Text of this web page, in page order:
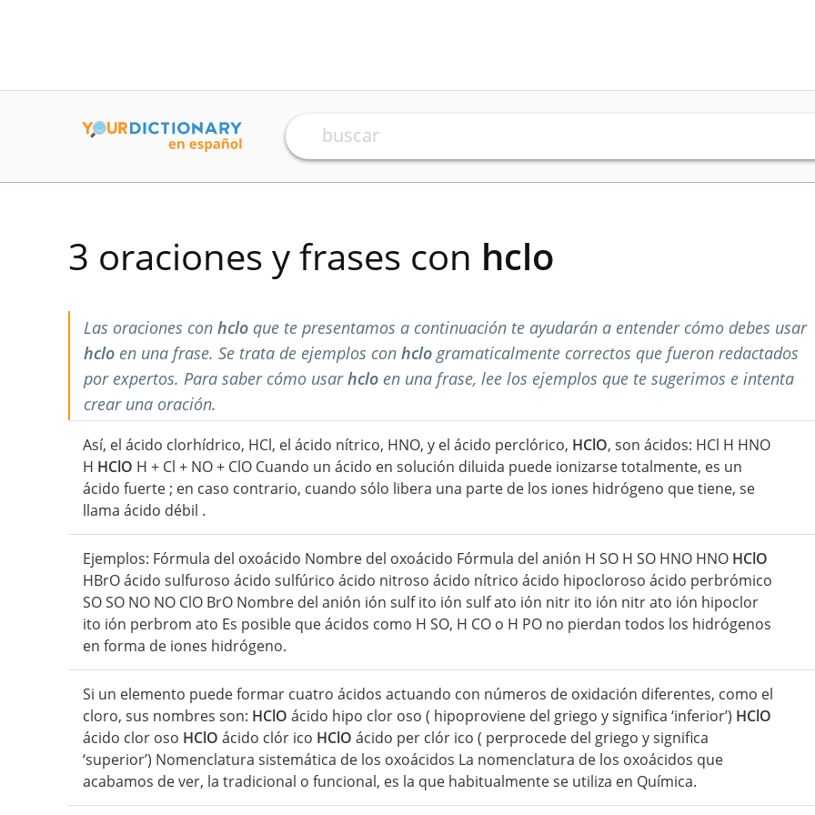
3 oraciones y frases con hclo
Las oraciones con hclo que te presentamos a continuación te ayudarán a entender cómo debes usar
hclo en una frase. Se trata de ejemplos con hclogramaticalmente correctos que fueron redactados
por expertos. Para saber cómo usarhclo en una frase, lee los ejemplos que te sugerimos e intenta
crear una oración.
Así, el ácido clorhídrico, HCl, el ácido nítrico, HNO, y el ácido perclórico, HClO, son ácidos: HCl H HNO
H HClO H + Cl + NO + ClO Cuando un ácido en solución diluida puede ionizarse totalmente, es un
ácido fuerte ; en caso contrario, cuando sólo libera una parte de los iones hidrógeno que tiene, se
llama ácido débil .
Ejemplos: Fórmula del oxoácido Nombre del oxoácido Fórmula del anión H SO H SO HNO HNO HClO
HBrO ácido sulfuroso ácido sulfúrico ácido nitroso ácido nítrico ácido hipocloroso ácido perbrómico
SO SO NO NO ClO BrO Nombre del anión ión sulf ito ión sulf ato ión nitr ito ión nitr ato ión hipoclor
ito ión perbrom ato Es posible que ácidos como H SO, H CO o H PO no pierdan todos los hidrógenos
en forma de iones hidrógeno.
Si un elemento puede formar cuatro ácidos actuando con números de oxidación diferentes, como el
cloro, sus nombres son: HClO ácido hipo clor oso ( hipoproviene del griego y significa ‘inferior’) HClO
ácido clor oso HClO ácido clór ico HClO ácido per clór ico ( perprocede del griego y significa
‘superior’) Nomenclatura sistemática de los oxoácidos La nomenclatura de los oxoácidos que
acabamos de ver, la tradicional o funcional, es la que habitualmente se utiliza en Química.